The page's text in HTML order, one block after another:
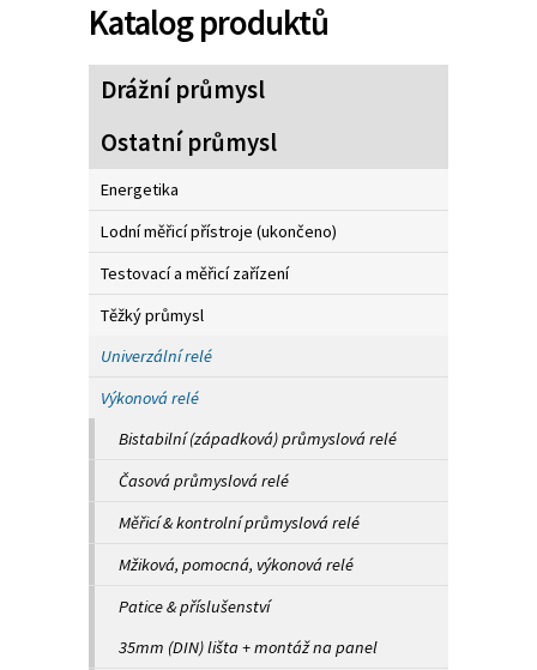
Katalog produktů
Drážní průmysl
Ostatní průmysl
Energetika
Lodní měřicí přístroje (ukončeno)
Testovací a měřicí zařízení
Těžký průmysl
Univerzální relé
Výkonová relé
Bistabilní (západková) průmyslová relé
Časová průmyslová relé
Měřicí & kontrolní průmyslová relé
Mžiková, pomocná, výkonová relé
Patice & příslušenství
35mm (DIN) lišta + montáž na panel